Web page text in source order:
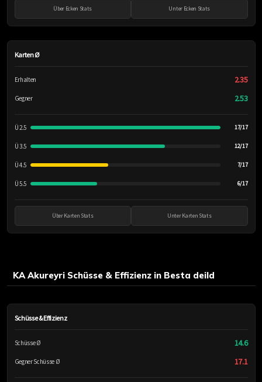
Über Ecken Stats Unter Ecken Stats
Karten Ø
Erhalten 2.35
Gegner 2.53
Ü 2.5 17/17
Ü 3.5 12/17
Ü 4.5 7/17
Ü 5.5 6/17
Über Karten Stats Unter Karten Stats
KA Akureyri Schüsse & Effizienz in Besta deild
Schüsse & Effizienz
Schüsse Ø 14.6
Gegner Schüsse Ø 17.1